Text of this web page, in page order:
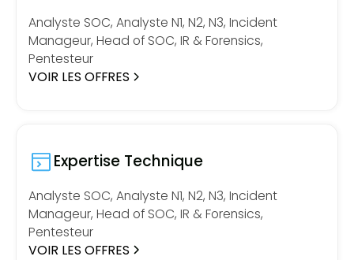
Analyste SOC, Analyste N1, N2, N3, Incident
Manageur, Head of SOC, IR & Forensics,
Pentesteur
VOIR LES OFFRES
Expertise Technique
Analyste SOC, Analyste N1, N2, N3, Incident
Manageur, Head of SOC, IR & Forensics,
Pentesteur
VOIR LES OFFRES